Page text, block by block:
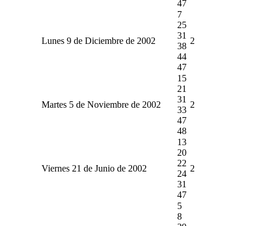
47
Lunes 9 de Diciembre de 2002
7
25
31
38
44
47
2
Martes 5 de Noviembre de 2002
15
21
31
33
47
48
2
Viernes 21 de Junio de 2002
13
20
22
24
31
47
2
5
8